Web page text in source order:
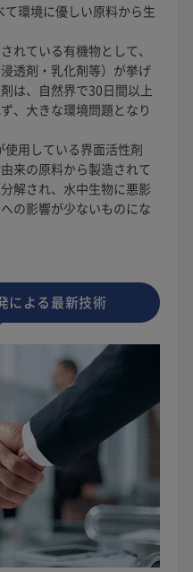
環境に優しい原料から生
れている有機物として、
透剤・乳化剤等）が挙げ
は、自然界で30日間以上
、大きな環境問題となり
用している界面活性剤
来の原料から製造されて
解され、水中生物に悪影
の影響が少ないものにな
による最新技術